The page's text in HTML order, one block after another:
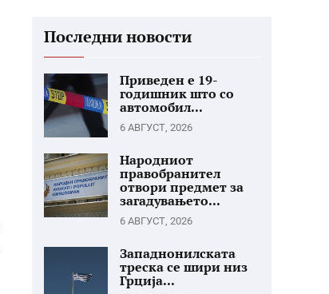
Последни новости
Приведен е 19-
годишник што со
автомобил...
6 АВГУСТ, 2026
Народниот
правобранител
отвори предмет за
загадувањето...
6 АВГУСТ, 2026
Западнонилската
треска се шири низ
Грција...